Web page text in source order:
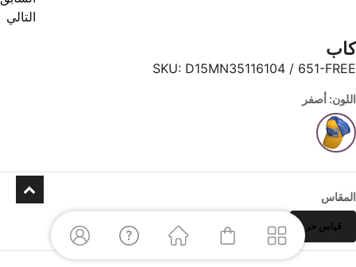
التالي
كاب
SKU: D15MN35116104 / 651-FREE
اللون: أصفر
المقاس
قياس حر